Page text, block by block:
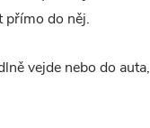
přímo do něj.
vejde nebo do auta,